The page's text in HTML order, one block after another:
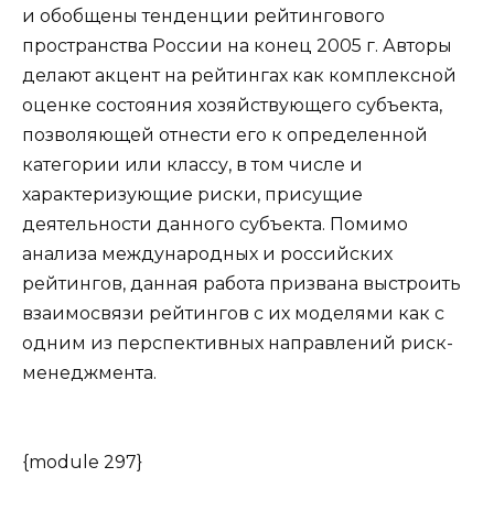
и обобщены тенденции рейтингового
пространства России на конец 2005 г. Авторы
делают акцент на рейтингах как комплексной
оценке состояния хозяйствующего субъекта,
позволяющей отнести его к определенной
категории или классу, в том числе и
характеризующие риски, присущие
деятельности данного субъекта. Помимо
анализа международных и российских
рейтингов, данная работа призвана выстроить
взаимосвязи рейтингов с их моделями как с
одним из перспективных направлений риск-
менеджмента.
{module 297}